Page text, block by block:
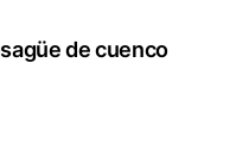
de cuenco